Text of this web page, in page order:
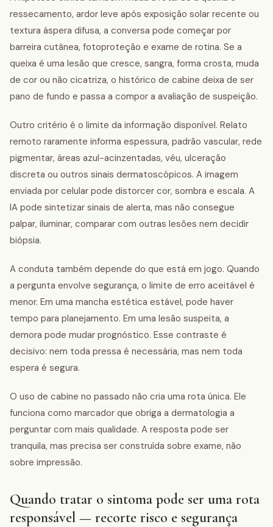
ressecamento, ardor leve após exposição solar recente ou
textura áspera difusa, a conversa pode começar por
barreira cutânea, fotoproteção e exame de rotina. Se a
queixa é uma lesão que cresce, sangra, forma crosta, muda
de cor ou não cicatriza, o histórico de cabine deixa de ser
pano de fundo e passa a compor a avaliação de suspeição.
Outro critério é o limite da informação disponível. Relato
remoto raramente informa espessura, padrão vascular, rede
pigmentar, áreas azul-acinzentadas, véu, ulceração
discreta ou outros sinais dermatoscópicos. A imagem
enviada por celular pode distorcer cor, sombra e escala. A
IA pode sintetizar sinais de alerta, mas não consegue
palpar, iluminar, comparar com outras lesões nem decidir
biópsia.
A conduta também depende do que está em jogo. Quando
a pergunta envolve segurança, o limite de erro aceitável é
menor. Em uma mancha estética estável, pode haver
tempo para planejamento. Em uma lesão suspeita, a
demora pode mudar prognóstico. Esse contraste é
decisivo: nem toda pressa é necessária, mas nem toda
espera é segura.
O uso de cabine no passado não cria uma rota única. Ele
funciona como marcador que obriga a dermatologia a
perguntar com mais qualidade. A resposta pode ser
tranquila, mas precisa ser construída sobre exame, não
sobre impressão.
Quando tratar o sintoma pode ser uma rota
responsável — recorte risco e segurança